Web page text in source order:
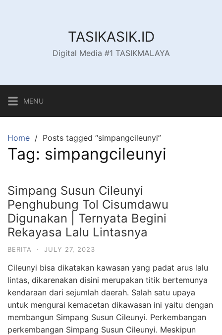
TASIKASIK.ID
Digital Media #1 TASIKMALAYA
MENU
Home Posts tagged “simpangcileunyi”
Tag: simpangcileunyi
Simpang Susun Cileunyi
Penghubung Tol Cisumdawu
Digunakan | Ternyata Begini
Rekayasa Lalu Lintasnya
BERITA · JULY 27, 2023
Cileunyi bisa dikatakan kawasan yang padat arus lalu
lintas, dikarenakan disini merupakan titik bertemunya
kendaraan dari sejumlah daerah. Salah satu upaya
untuk mengurai kemacetan dikawasan ini yaitu dengan
membangun Simpang Susun Cileunyi. Perkembangan
perkembangan Simpang Susun Cileunyi. Meskipun